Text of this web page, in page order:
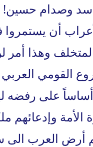
وصدام حسين!
أن
وهذا أمر
القومي العربي
أساساً على رفضه
الأمة وإدعائهم
أرض العرب